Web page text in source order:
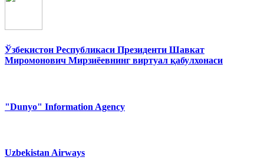
Ўзбекистон Республикаси Президенти Шавкат
Миромонович Мирзиёевнинг виртуал қабулхонаси
"Dunyo" Information Agency
Uzbekistan Airways